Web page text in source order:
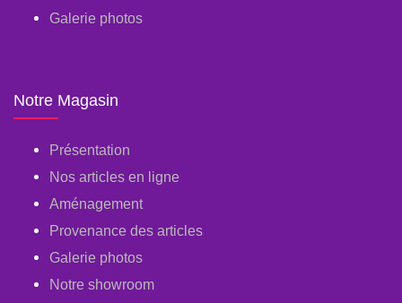
Galerie photos
Notre Magasin
Présentation
Nos articles en ligne
Aménagement
Provenance des articles
Galerie photos
Notre showroom